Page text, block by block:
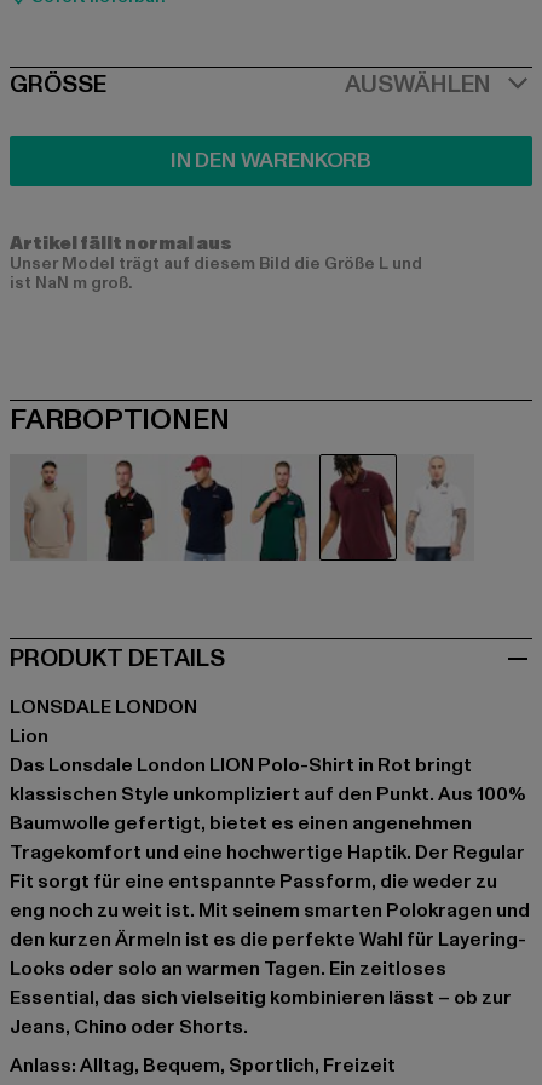
SIZE
GRÖSSE AUSWÄHLEN
IN DEN WARENKORB
Artikel fällt normal aus
Unser Model trägt auf diesem Bild die Größe L und
ist NaN m groß.
FARBOPTIONEN
PRODUKT DETAILS
LONSDALE LONDON
Lion
Das Lonsdale London LION Polo-Shirt in Rot bringt
klassischen Style unkompliziert auf den Punkt. Aus 100%
Baumwolle gefertigt, bietet es einen angenehmen
Tragekomfort und eine hochwertige Haptik. Der Regular
Fit sorgt für eine entspannte Passform, die weder zu
eng noch zu weit ist. Mit seinem smarten Polokragen und
den kurzen Ärmeln ist es die perfekte Wahl für Layering-
Looks oder solo an warmen Tagen. Ein zeitloses
Essential, das sich vielseitig kombinieren lässt – ob zur
Jeans, Chino oder Shorts.
Anlass: Alltag, Bequem, Sportlich, Freizeit